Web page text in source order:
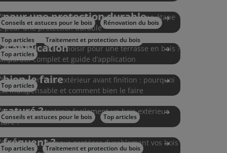
Conseils et astuces pour le bois
Rénovation du bois
Top articles
Traitement et protection du bois
avant finition : une étape clé
pour une protection durable
Top articles
Quelle protection choisir pour
une terrasse en bois ?
Comparatif complet et guide
d’application
Top articles
Nettoyer un bois extérieur
avant finition : pourquoi c’est
indispensable et comment
bien le faire
Conseils et astuces pour le bois Top articles
Comment entretenir
facilement un bois extérieur
saturé ?
Top articles Traitement et protection du bois
Quelle solution pour protéger
durablement vos bois
extérieurs sans entretien
fréquent ?